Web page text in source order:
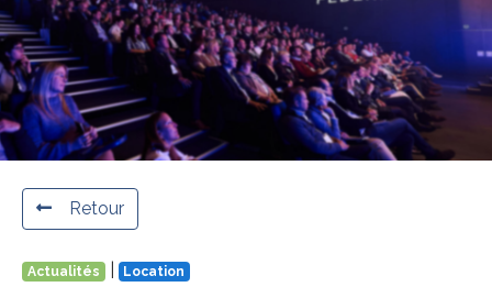
Retour
Actualités | Location